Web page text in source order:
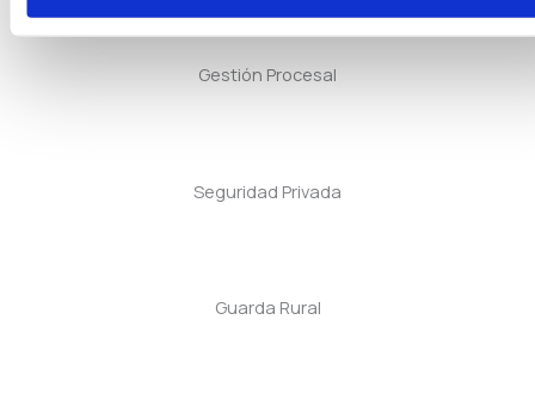
Gestión Procesal
Seguridad Privada
Guarda Rural